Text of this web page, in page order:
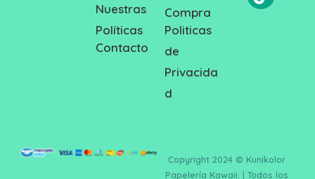
Nuestras
Políticas
Contacto
Compra
Politicas
de
Privacida
d
Copyright 2024 © Kunikolor
Papelería Kawaii. | Todos los